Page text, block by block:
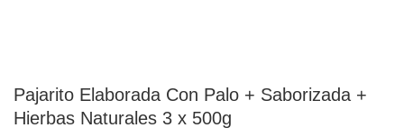
Pajarito Elaborada Con Palo + Saborizada +
Hierbas Naturales 3 x 500g